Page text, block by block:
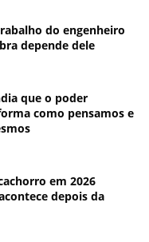
do engenheiro
depende dele
que o poder
como pensamos e
em 2026
depois da